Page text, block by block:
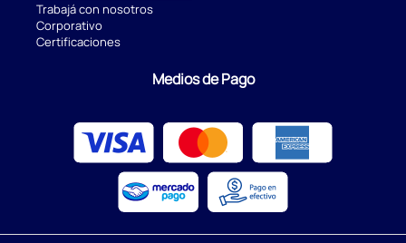
Trabajá con nosotros
Corporativo
Certificaciones
Medios de Pago